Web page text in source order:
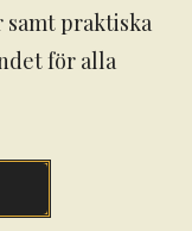
samt praktiska
för alla